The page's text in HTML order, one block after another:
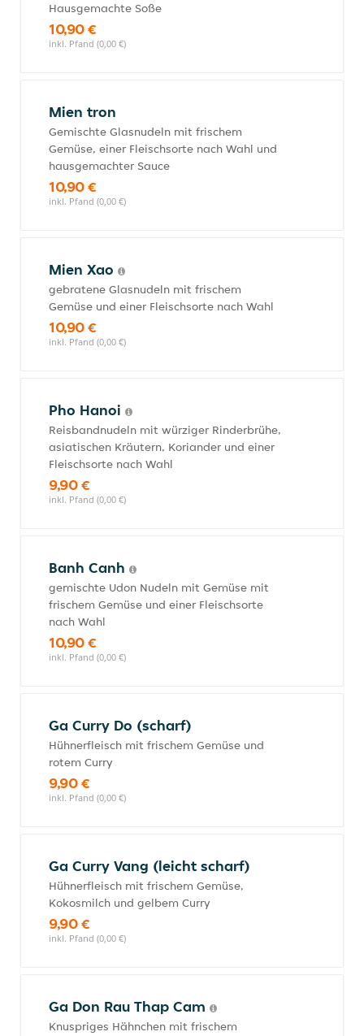
Hausgemachte Soße
10,90 €
inkl. Pfand (0,00 €)
Mien tron
Gemischte Glasnudeln mit frischem
Gemüse, einer Fleischsorte nach Wahl und
hausgemachter Sauce
10,90 €
inkl. Pfand (0,00 €)
Mien Xao
gebratene Glasnudeln mit frischem
Gemüse und einer Fleischsorte nach Wahl
10,90 €
inkl. Pfand (0,00 €)
Pho Hanoi
Reisbandnudeln mit würziger Rinderbrühe,
asiatischen Kräutern, Koriander und einer
Fleischsorte nach Wahl
9,90 €
inkl. Pfand (0,00 €)
Banh Canh
gemischte Udon Nudeln mit Gemüse mit
frischem Gemüse und einer Fleischsorte
nach Wahl
10,90 €
inkl. Pfand (0,00 €)
Ga Curry Do (scharf)
Hühnerfleisch mit frischem Gemüse und
rotem Curry
9,90 €
inkl. Pfand (0,00 €)
Ga Curry Vang (leicht scharf)
Hühnerfleisch mit frischem Gemüse,
Kokosmilch und gelbem Curry
9,90 €
inkl. Pfand (0,00 €)
Ga Don Rau Thap Cam
Knuspriges Hähnchen mit frischem